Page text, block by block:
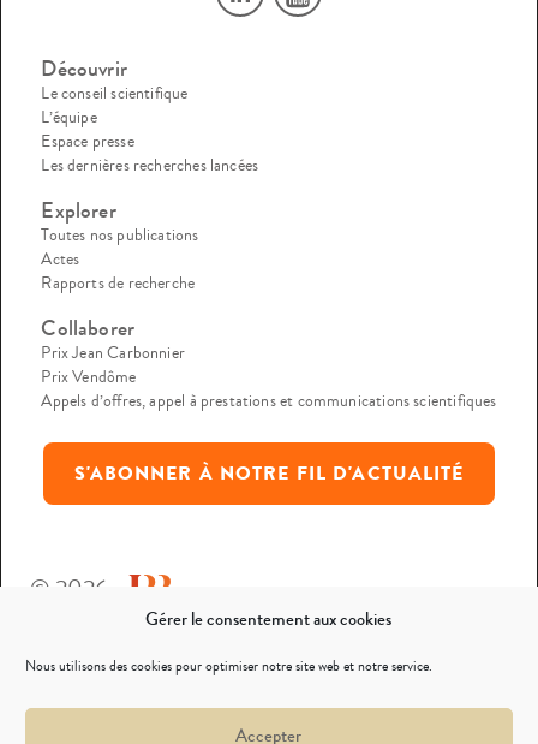
Gérer le consentement aux cookies
Nous utilisons des cookies pour optimiser notre site web et notre service.
Accepter
Découvrir
Le conseil scientifique
L’équipe
Espace presse
Les dernières recherches lancées
Explorer
Toutes nos publications
Actes
Rapports de recherche
Collaborer
Prix Jean Carbonnier
Prix Vendôme
Appels d’offres, appel à prestations et communications scientifiques
S'ABONNER À NOTRE FIL D'ACTUALITÉ
© 2026